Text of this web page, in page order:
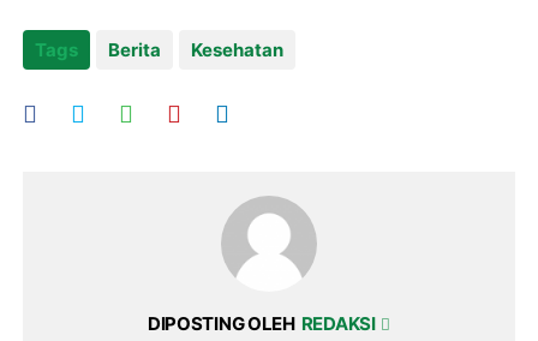
Tags Berita Kesehatan
DIPOSTING OLEH REDAKSI